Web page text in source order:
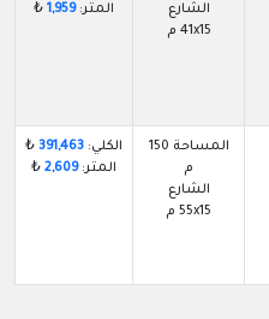
الشارع
41x15 م
المتر:1,959
₺
المساحة 150
م
الشارع
55x15 م
الكلي: 391,463
₺
المتر:2,609
₺